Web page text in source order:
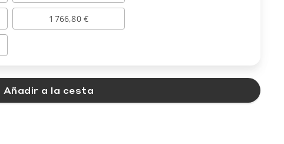
1 766,80 €
Añadir a la cesta